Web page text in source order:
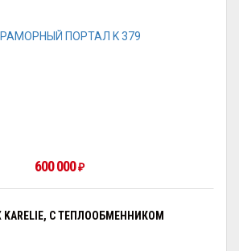
600 000 ₽
KARELIE, С ТЕПЛООБМЕННИКОМ